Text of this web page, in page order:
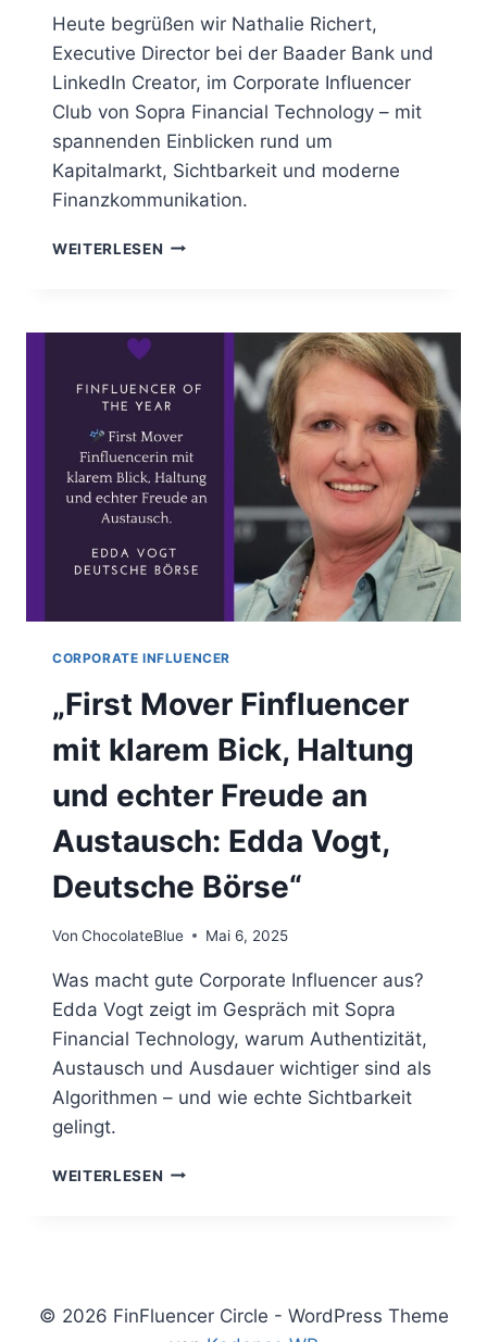
Heute begrüßen wir Nathalie Richert,
Executive Director bei der Baader Bank und
LinkedIn Creator, im Corporate Influencer
Club von Sopra Financial Technology – mit
spannenden Einblicken rund um
Kapitalmarkt, Sichtbarkeit und moderne
Finanzkommunikation.
WEITERLESEN IM
BAADER
–
MIT
KNOW-
HOW
UND
RELEVANZ
GEFRAGTEN
CORPORATE INFLUENCER
„First Mover Finfluencer
mit klarem Bick, Haltung
und echter Freude an
Austausch: Edda Vogt,
Deutsche Börse“
Von ChocolateBlue Mai 6, 2025
Was macht gute Corporate Influencer aus?
Edda Vogt zeigt im Gespräch mit Sopra
Financial Technology, warum Authentizität,
Austausch und Ausdauer wichtiger sind als
Algorithmen – und wie echte Sichtbarkeit
gelingt.
WEITERLESEN „FIRST
HALTUNG
© 2026 FinFluencer Circle - WordPress Theme